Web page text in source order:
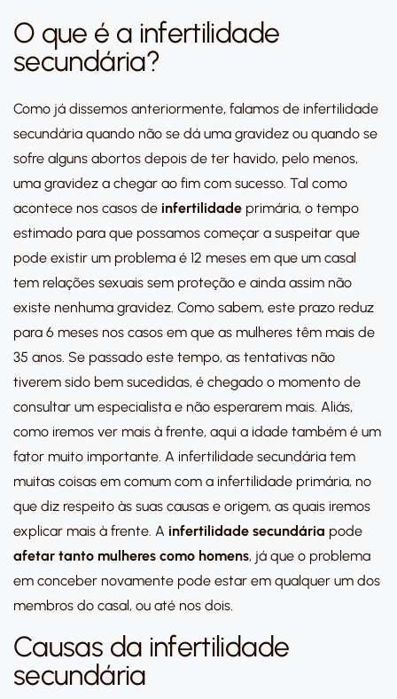
O que é a infertilidade
secundária?
Como já dissemos anteriormente, falamos de infertilidade
secundária quando não se dá uma gravidez ou quando se
sofre alguns abortos depois de ter havido, pelo menos,
uma gravidez a chegar ao fim com sucesso. Tal como
acontece nos casos de infertilidade primária, o tempo
estimado para que possamos começar a suspeitar que
pode existir um problema é 12 meses em que um casal
tem relações sexuais sem proteção e ainda assim não
existe nenhuma gravidez. Como sabem, este prazo reduz
para 6 meses nos casos em que as mulheres têm mais de
35 anos. Se passado este tempo, as tentativas não
tiverem sido bem sucedidas, é chegado o momento de
consultar um especialista e não esperarem mais. Aliás,
como iremos ver mais à frente, aqui a idade também é um
fator muito importante. A infertilidade secundária tem
muitas coisas em comum com a infertilidade primária, no
que diz respeito às suas causas e origem, as quais iremos
explicar mais à frente. A infertilidade secundária pode
afetar tanto mulheres como homens, já que o problema
em conceber novamente pode estar em qualquer um dos
membros do casal, ou até nos dois.
Causas da infertilidade
secundária